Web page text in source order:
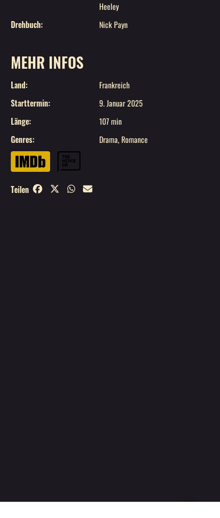
Heeley
Drehbuch: Nick Payn
MEHR INFOS
Land:
Frankreich
Starttermin:
9. Januar 2025
Länge:
107 min
Genres: Drama, Romance
Teilen